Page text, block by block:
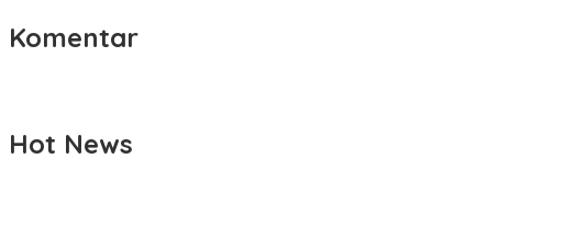
Komentar
Hot News